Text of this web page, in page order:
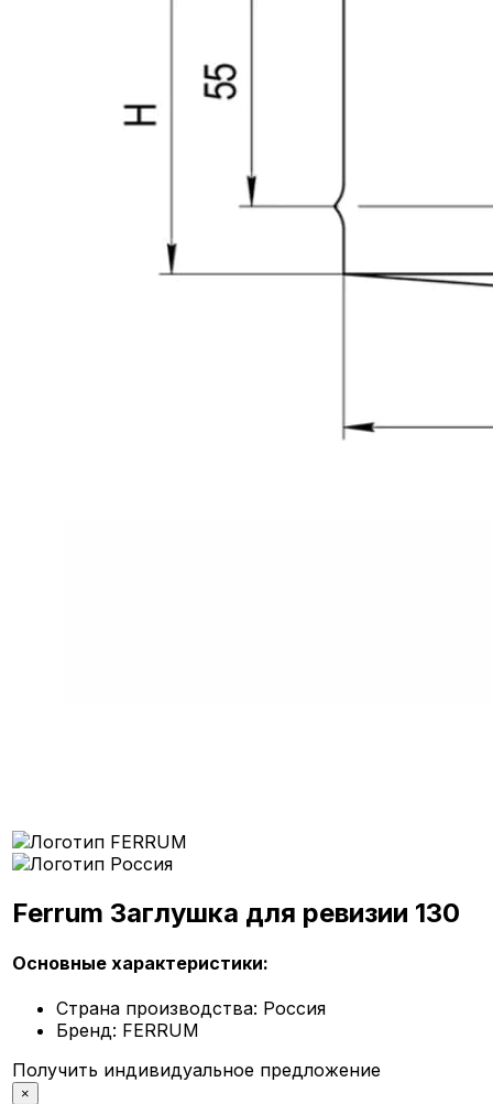
Ferrum Заглушка для ревизии 130
Основные характеристики:
Страна производства: Россия
Бренд: FERRUM
Получить индивидуальное предложение
×